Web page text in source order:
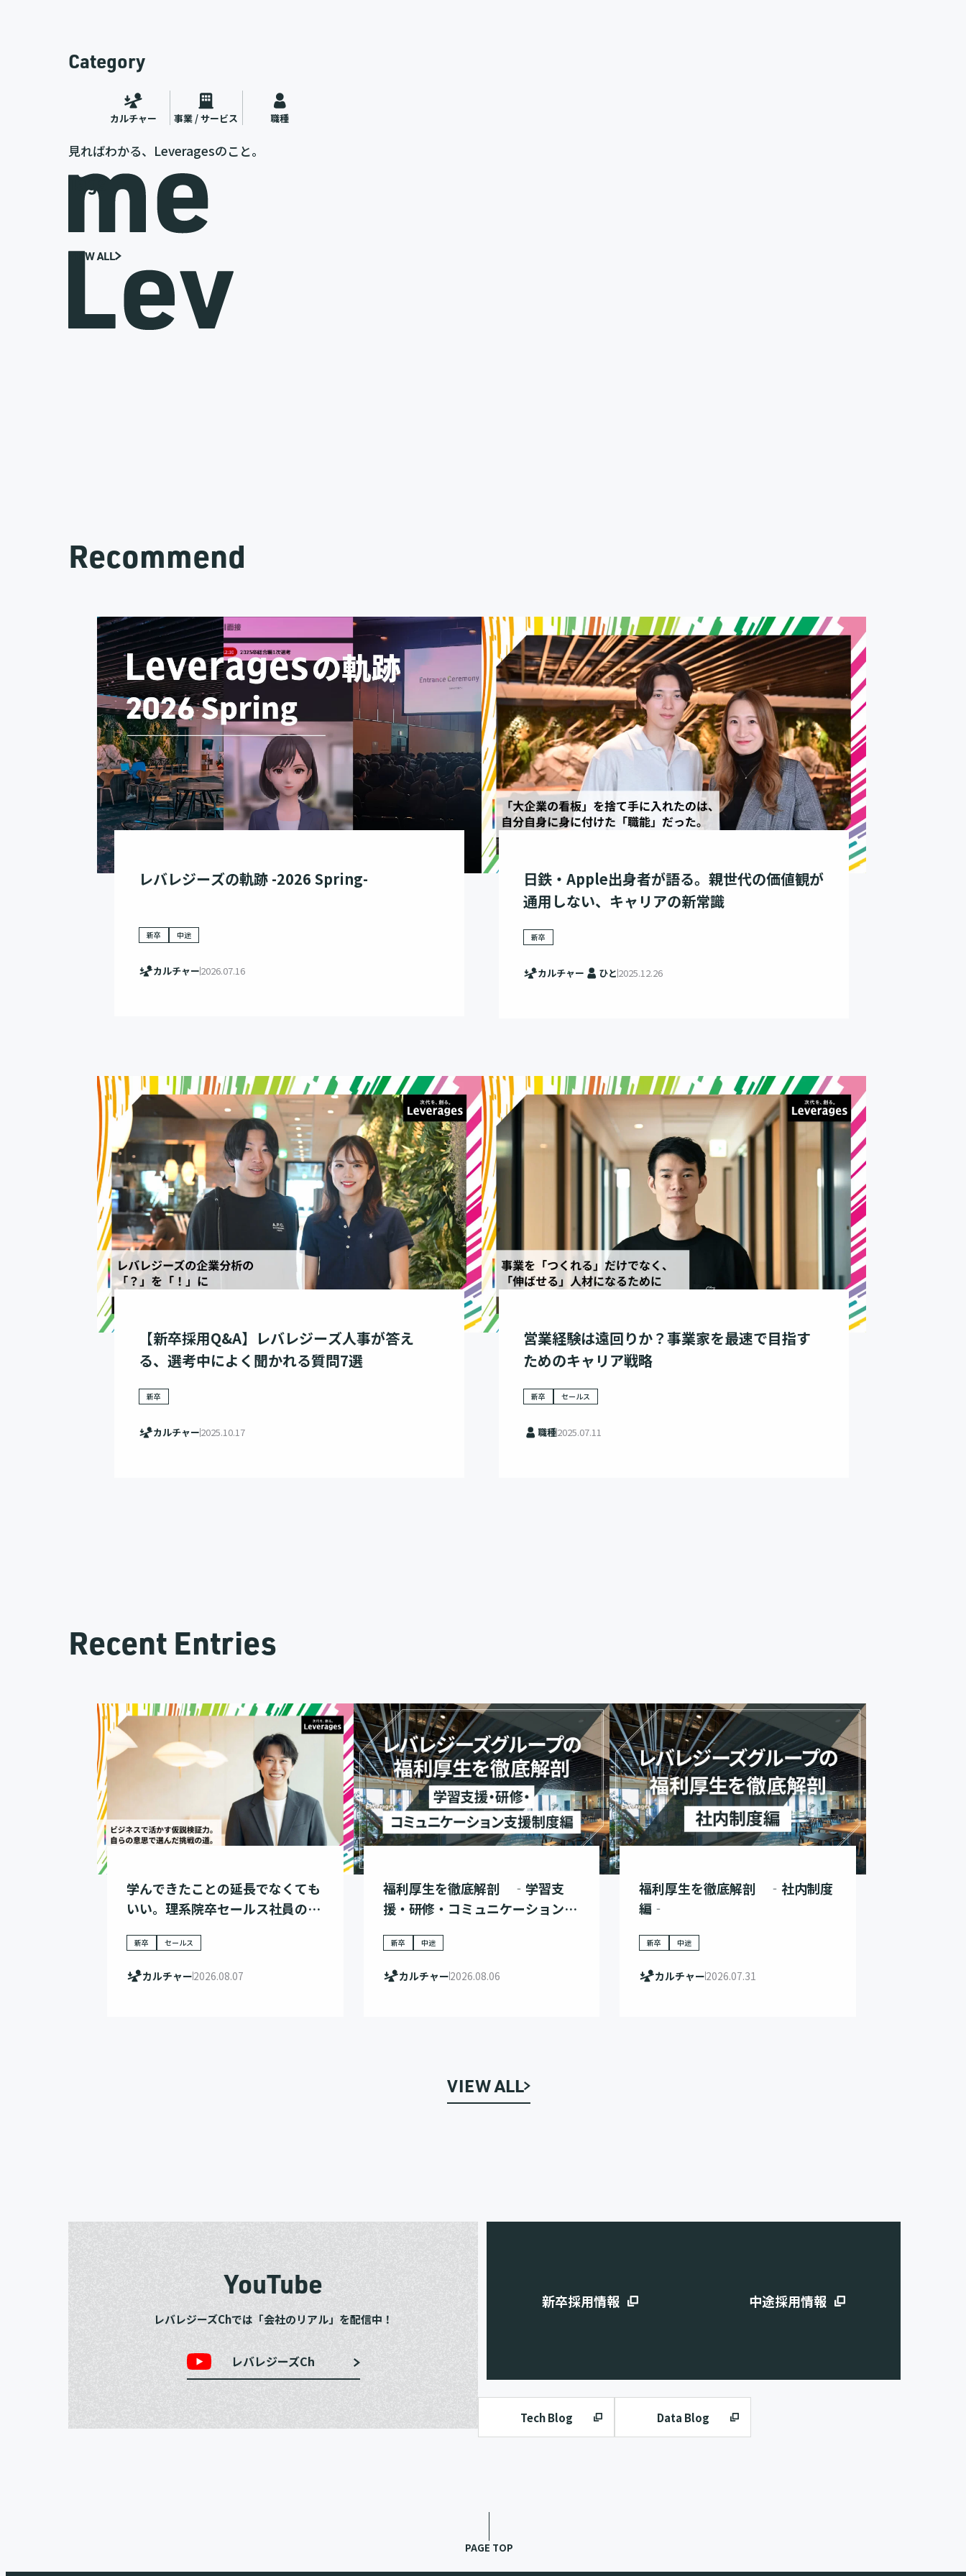
見ればわかる、Leveragesのこと。
Category
カルチャー 事業 / サービス 職種
Tags
VIEW ALL
Recommend
レバレジーズの軌跡 -2026 Spring-
新卒 中途
カルチャー2026.07.16
日鉄・Apple出身者が語る。親世代の価値観が
通用しない、キャリアの新常識
新卒
カルチャー ひと 2025.12.26
【新卒採用Q&A】レバレジーズ人事が答え
る、選考中によく聞かれる質問7選
新卒
カルチャー2025.10.17
営業経験は遠回りか？事業家を最速で目指す
ためのキャリア戦略
新卒 セールス
職種2025.07.11
Recent Entries
学んできたことの延長でなくても
いい。理系院卒セールス社員のキ
新卒 セールス
カルチャー2026.08.07
福利厚生を徹底解剖 ‐学習支
援・研修・コミュニケーション支
新卒 中途
カルチャー2026.08.06
福利厚生を徹底解剖 ‐社内制度
編‐
新卒 中途
カルチャー2026.07.31
VIEW ALL
YouTube
レバレジーズChでは「会社のリアル」を配信中！
レバレジーズCh
新卒採用情報 中途採用情報
Tech Blog Data Blog
PAGE TOP